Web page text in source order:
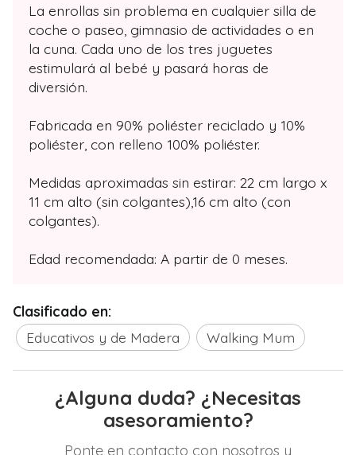
La enrollas sin problema en cualquier silla de
coche o paseo, gimnasio de actividades o en
la cuna. Cada uno de los tres juguetes
estimulará al bebé y pasará horas de
diversión.
Fabricada en 90% poliéster reciclado y 10%
poliéster, con relleno 100% poliéster.
Medidas aproximadas sin estirar: 22 cm largo x
11 cm alto (sin colgantes),16 cm alto (con
colgantes).
Edad recomendada: A partir de 0 meses.
Clasificado en:
Educativos y de Madera
Walking Mum
¿Alguna duda? ¿Necesitas
asesoramiento?
Ponte en contacto con nosotros y